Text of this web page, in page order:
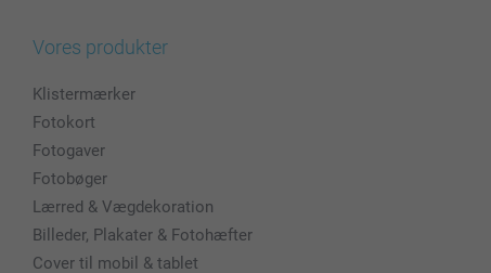
Vores produkter
Klistermærker
Fotokort
Fotogaver
Fotobøger
Lærred & Vægdekoration
Billeder, Plakater & Fotohæfter
Cover til mobil & tablet